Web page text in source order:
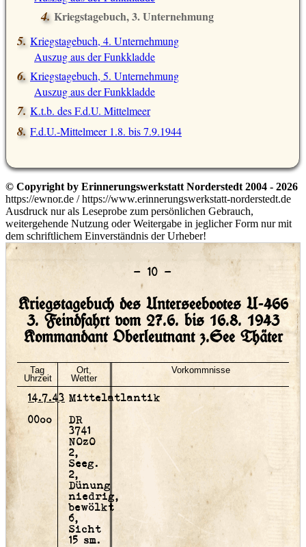
Kriegstagebuch, 3. Unternehmung
Kriegstagebuch, 4. Unternehmung
Auszug aus der Funkkladde
Kriegstagebuch, 5. Unternehmung
Auszug aus der Funkkladde
K.t.b. des F.d.U. Mittelmeer
F.d.U.-Mittelmeer 1.8. bis 7.9.1944
© Copyright by Erinnerungswerkstatt Norderstedt 2004 - 2026
https://ewnor.de / https://www.erinnerungswerkstatt-norderstedt.de
Ausdruck nur als Leseprobe zum persönlichen Gebrauch,
weitergehende Nutzung oder Weitergabe in jeglicher Form nur mit
dem schriftlichem Einverständnis der Urheber!
– 10 –
Kriegstagebuch des Unterseebootes U-466
3. Feindfahrt vom 27.6. bis 16.8. 1943
Kommandant Oberleutnant z.See Thäter
Tag
Uhrzeit
Ort,
Wetter
Vorkommnisse
14.7.43 Mittelatlantik
00oo
DR
3741
NOzO
2,
Seeg.
2,
Dünung
niedrig,
bewölkt
6,
Sicht
15 sm.